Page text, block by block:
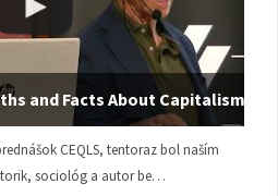
and Facts About Capitalism
CEQLS, tentoraz bol naším
sociológ a autor be…